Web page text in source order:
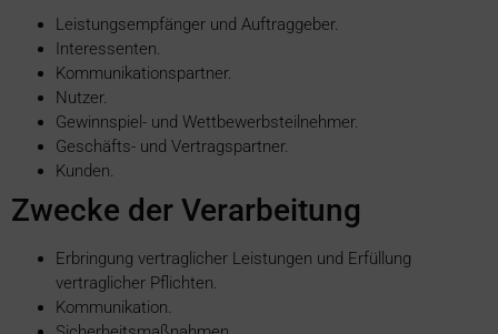
Leistungsempfänger und Auftraggeber.
Interessenten.
Kommunikationspartner.
Nutzer.
Gewinnspiel- und Wettbewerbsteilnehmer.
Geschäfts- und Vertragspartner.
Kunden.
Zwecke der Verarbeitung
Erbringung vertraglicher Leistungen und Erfüllung
vertraglicher Pflichten.
Kommunikation.